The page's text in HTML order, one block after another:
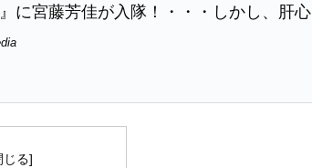
に宮藤芳佳が入隊！・・・しかし、肝心